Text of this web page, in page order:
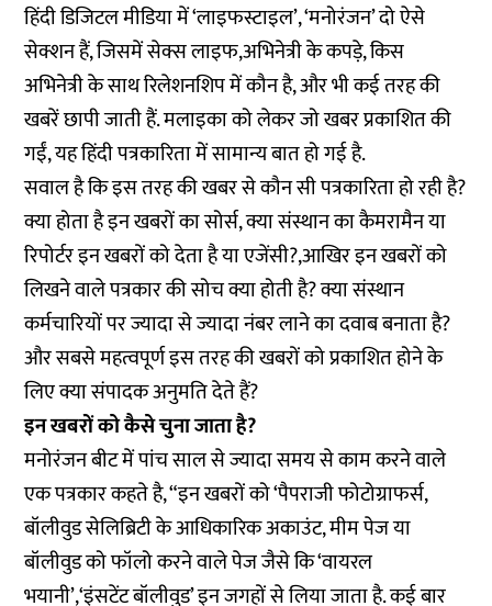
हिंदी डिजिटल मीडिया में ‘लाइफस्टाइल’, ‘मनोरंजन’ दो ऐसे
सेक्शन हैं, जिसमें सेक्स लाइफ,अभिनेत्री के कपड़े, किस
अभिनेत्री के साथ रिलेशनशिप में कौन है, और भी कई तरह की
खबरें छापी जाती हैं. मलाइका को लेकर जो खबर प्रकाशित की
गईं, यह हिंदी पत्रकारिता में सामान्य बात हो गई है.
सवाल है कि इस तरह की खबर से कौन सी पत्रकारिता हो रही है?
क्या होता है इन खबरों का सोर्स, क्या संस्थान का कैमरामैन या
रिपोर्टर इन खबरों को देता है या एजेंसी?,आखिर इन खबरों को
लिखने वाले पत्रकार की सोच क्या होती है? क्या संस्थान
कर्मचारियों पर ज्यादा से ज्यादा नंबर लाने का दवाब बनाता है?
और सबसे महत्वपूर्ण इस तरह की खबरों को प्रकाशित होने के
लिए क्या संपादक अनुमति देते हैं?
इन खबरों को कैसे चुना जाता है?
मनोरंजन बीट में पांच साल से ज्यादा समय से काम करने वाले
एक पत्रकार कहते है, “इन खबरों को ‘पैपराजी फोटोग्राफर्स,
बॉलीवुड सेलिब्रिटी के आधिकारिक अकाउंट, मीम पेज या
बॉलीवुड को फॉलो करने वाले पेज जैसे कि ‘वायरल
भयानी’,‘इंसटेंट बॉलीवुड’ इन जगहों से लिया जाता है. कई बार